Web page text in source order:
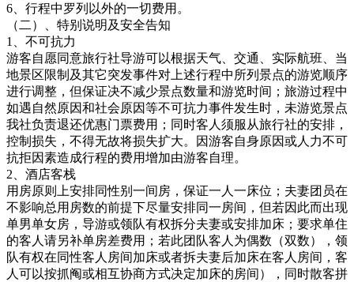
6、行程中罗列以外的一切费用。
（二）、特别说明及安全告知
1、不可抗力
游客自愿同意旅行社导游可以根据天气、交通、实际航班、当
地景区限制及其它突发事件对上述行程中所列景点的游览顺序
进行调整，但保证决不减少景点数量和游览时间；旅游过程中
如遇自然原因和社会原因等不可抗力事件发生时，未游览景点
我社负责退还优惠门票费用；同时客人须服从旅行社的安排，
控制损失，不得无故将损失扩大。因游客自身原因或人力不可
抗拒因素造成行程的费用增加由游客自理。
2、酒店客栈
用房原则上安排同性别一间房，保证一人一床位；夫妻团员在
不影响总用房数的前提下尽量安排同一房间，但若因此而出现
单男单女房，导游或领队有权拆分夫妻或安排加床；要求单住
的客人请另补单房差费用；若此团队客人为偶数（双数），领
队有权在同性客人房间加床或者拆夫妻后加床在客人房间，客
人可以按抓阄或相互协商方式决定加床的房间），同时散客拼